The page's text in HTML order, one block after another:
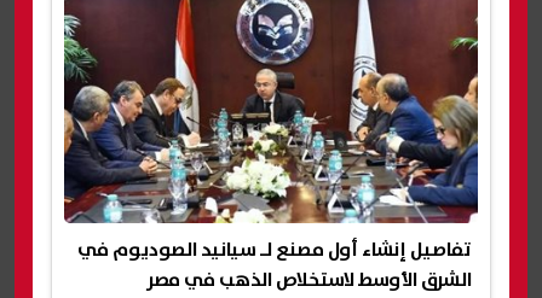
تفاصيل إنشاء أول مصنع لـ سيانيد الصوديوم في
الشرق الأوسط لاستخلاص الذهب في مصر